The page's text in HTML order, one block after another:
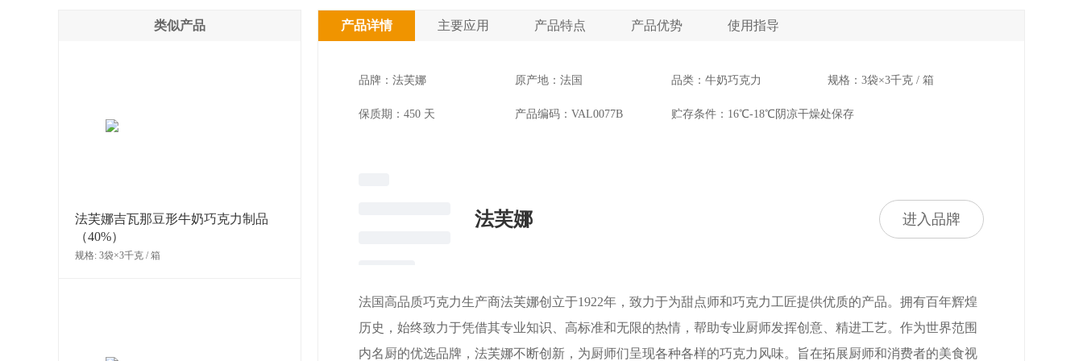
类似产品
法芙娜吉瓦那豆形牛奶巧克力制品
（40%）
规格: 3袋×3千克 / 箱
产品详情 主要应用 产品特点 产品优势 使用指导
品牌：法芙娜 原产地：法国 品类：牛奶巧克力 规格：3袋×3千克 / 箱
保质期：450 天 产品编码：VAL0077B 贮存条件：16℃-18℃阴凉干燥处保存
法芙娜 进入品牌
法国高品质巧克力生产商法芙娜创立于1922年，致力于为甜点师和巧克力工匠提供优质的产品。拥有百年辉煌
历史，始终致力于凭借其专业知识、高标准和无限的热情，帮助专业厨师发挥创意、精进工艺。作为世界范围
内名厨的优选品牌，法芙娜不断创新，为厨师们呈现各种各样的巧克力风味。旨在拓展厨师和消费者的美食视